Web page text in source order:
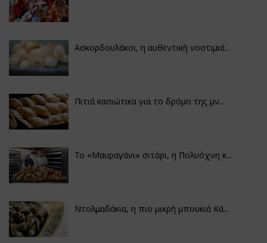
Ασκορδουλάκοι, η αυθεντική νοστιμιά...
Πιτιά κασιώτικα για το δρόμο της μν...
Το «Μαυραγάνι» σιτάρι, η Πολυόχνη κ...
Ντολμαδάκια, η πιο μικρή μπουκιά Κά...